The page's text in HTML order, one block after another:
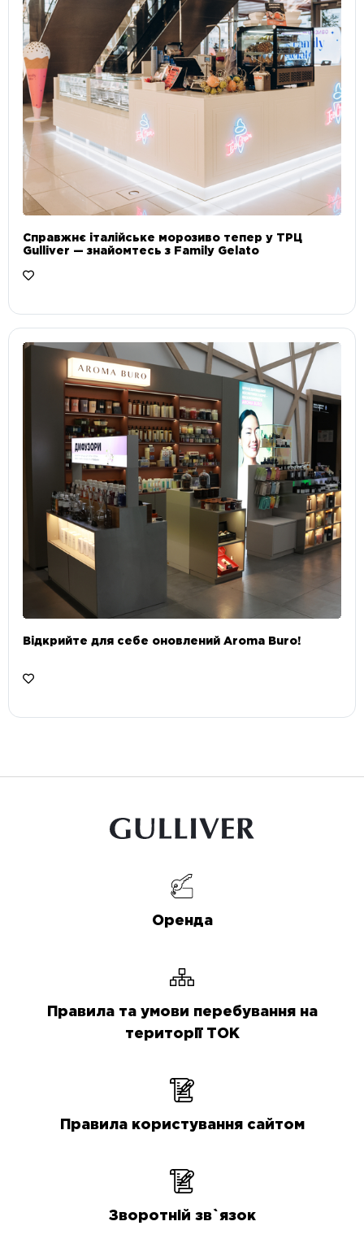
Справжнє італійське морозиво тепер у ТРЦ
Gulliver — знайомтесь з Family Gelato
Відкрийте для себе оновлений Aroma Buro! ⠀
Оренда
Правила та умови перебування на
території ТОК
Правила користування сайтом
Зворотній зв`язок